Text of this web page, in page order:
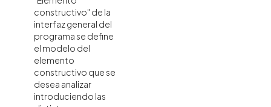
constructivo" de la
interfaz general del
programa se define
el modelo del
elemento
constructivo que se
desea analizar
introduciendo las